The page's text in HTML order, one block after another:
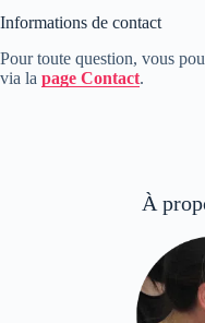
Informations de contact
Pour toute question, vous
via la page Contact.
À